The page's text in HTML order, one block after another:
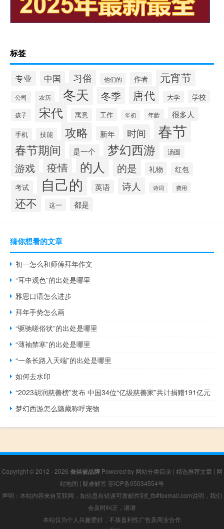
标签
专业 中国 习俗 他们的 作者 元宵节
公司 农历 冬天 冬季 唐代 大学 学校
孩子 宋代 寓意 工作 年初 年龄 很多人
手机 技能 攻略 新年 时间 春节
春节期间 是一个 梦幻西游 汤圆
游戏 疫情 的人 的是 礼物
红包
考试
自己的 英语 诗人 诗词 费用
还不 这一 都是
猜你想看的文章
初一怎么和师傅拜年作文
“耳中观色”的出处是哪里
雅思口语怎么进步
拜年手势怎么画
“驱驰嗟俗状”的出处是哪里
“薄袖禁寒”的出处是哪里
“一条长路入天端”的出处是哪里
如何去水印
“2023胡润慈善榜”发布 中国34位“亿级慈善家”共计捐赠191亿元
梦幻西游怎么隐藏称呼宠物
Copyright © 2012 - 2026 蚕丝被品牌 Powered by 网站分类目录 | 精选推荐文章 | 网
站地图 | 疑难解答 苏ICP备05034554号
声明：本站内容来自互联网，如信息有错误可发邮件到f_fb#foxmail.com说明，我们
会及时纠正，谢谢
本站仅为个人兴趣爱好，不接盈利性广告及商业合作